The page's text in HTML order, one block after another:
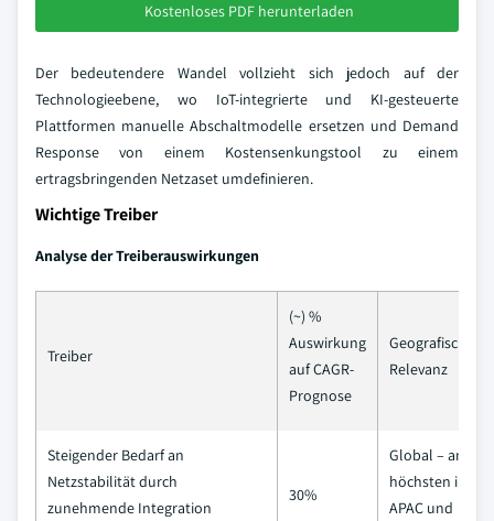
Kostenloses PDF herunterladen
Der bedeutendere Wandel vollzieht sich jedoch auf der
Technologieebene, wo IoT-integrierte und KI-gesteuerte
Plattformen manuelle Abschaltmodelle ersetzen und Demand
Response von einem Kostensenkungstool zu einem
ertragsbringenden Netzaset umdefinieren.
Wichtige Treiber
Analyse der Treiberauswirkungen
Treiber
(~) %
Auswirkung
auf CAGR-
Prognose
Geografische
Relevanz
Steigender Bedarf an
Netzstabilität durch
zunehmende Integration
30%
Global – am
höchsten in
APAC und